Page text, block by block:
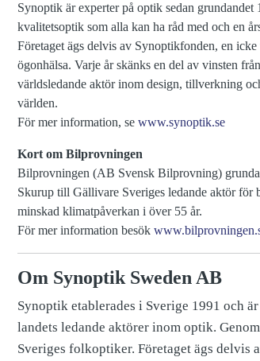
Synoptik är experter på optik sedan
kvalitetsoptik som alla kan ha råd med och en
Företaget ägs delvis av Synoptikfonden, en
ögonhälsa. Varje år skänks en del av vinsten
världsledande aktör inom design, tillverkning
världen.
För mer information, se www.synoptik.se
Kort om Bilprovningen
Bilprovningen (AB Svensk Bilprovning)
Skurup till Gällivare Sveriges ledande aktör för
minskad klimatpåverkan i över 55 år.
För mer information besök
Om Synoptik Sweden AB
Synoptik etablerades i Sverige 1991 och
landets ledande aktörer inom optik.
Sveriges folkoptiker. Företaget ägs